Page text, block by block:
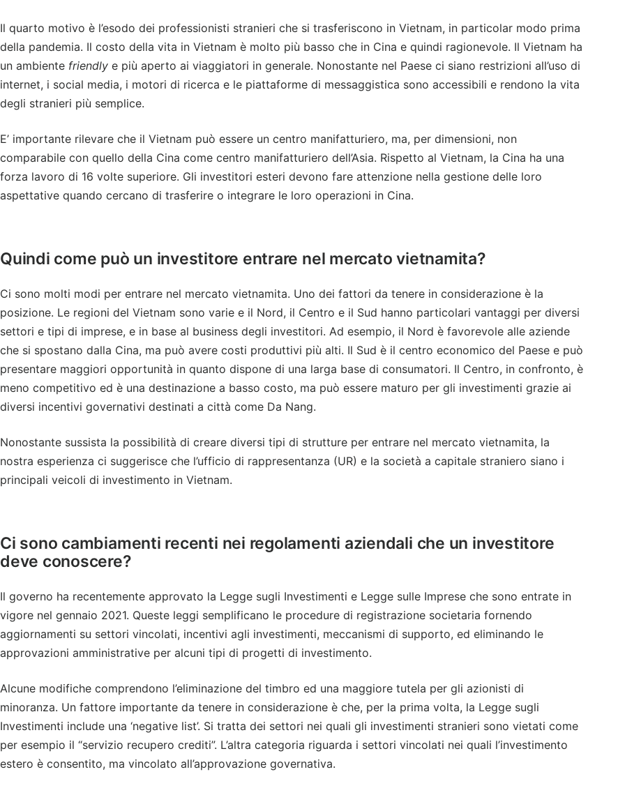
Il quarto motivo è l’esodo dei professionisti stranieri che si trasferiscono in Vietnam, in particolar modo prima
della pandemia. Il costo della vita in Vietnam è molto più basso che in Cina e quindi ragionevole. Il Vietnam ha
un ambiente friendly e più aperto ai viaggiatori in generale. Nonostante nel Paese ci siano restrizioni all’uso di
internet, i social media, i motori di ricerca e le piattaforme di messaggistica sono accessibili e rendono la vita
degli stranieri più semplice.
E’ importante rilevare che il Vietnam può essere un centro manifatturiero, ma, per dimensioni, non
comparabile con quello della Cina come centro manifatturiero dell’Asia. Rispetto al Vietnam, la Cina ha una
forza lavoro di 16 volte superiore. Gli investitori esteri devono fare attenzione nella gestione delle loro
aspettative quando cercano di trasferire o integrare le loro operazioni in Cina.
Quindi come può un investitore entrare nel mercato vietnamita?
Ci sono molti modi per entrare nel mercato vietnamita. Uno dei fattori da tenere in considerazione è la
posizione. Le regioni del Vietnam sono varie e il Nord, il Centro e il Sud hanno particolari vantaggi per diversi
settori e tipi di imprese, e in base al business degli investitori. Ad esempio, il Nord è favorevole alle aziende
che si spostano dalla Cina, ma può avere costi produttivi più alti. Il Sud è il centro economico del Paese e può
presentare maggiori opportunità in quanto dispone di una larga base di consumatori. Il Centro, in confronto, è
meno competitivo ed è una destinazione a basso costo, ma può essere maturo per gli investimenti grazie ai
diversi incentivi governativi destinati a città come Da Nang.
Nonostante sussista la possibilità di creare diversi tipi di strutture per entrare nel mercato vietnamita, la
nostra esperienza ci suggerisce che l’ufficio di rappresentanza (UR) e la società a capitale straniero siano i
principali veicoli di investimento in Vietnam.
Ci sono cambiamenti recenti nei regolamenti aziendali che un investitore
deve conoscere?
Il governo ha recentemente approvato la Legge sugli Investimenti e Legge sulle Imprese che sono entrate in
vigore nel gennaio 2021. Queste leggi semplificano le procedure di registrazione societaria fornendo
aggiornamenti su settori vincolati, incentivi agli investimenti, meccanismi di supporto, ed eliminando le
approvazioni amministrative per alcuni tipi di progetti di investimento.
Alcune modifiche comprendono l’eliminazione del timbro ed una maggiore tutela per gli azionisti di
minoranza. Un fattore importante da tenere in considerazione è che, per la prima volta, la Legge sugli
Investimenti include una ‘negative list’. Si tratta dei settori nei quali gli investimenti stranieri sono vietati come
per esempio il “servizio recupero crediti”. L’altra categoria riguarda i settori vincolati nei quali l’investimento
estero è consentito, ma vincolato all’approvazione governativa.